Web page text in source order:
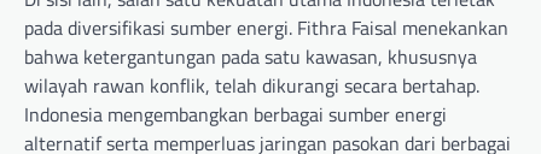
pada diversifikasi sumber energi. Fithra Faisal menekankan
bahwa ketergantungan pada satu kawasan, khususnya
wilayah rawan konflik, telah dikurangi secara bertahap.
Indonesia mengembangkan berbagai sumber energi
alternatif serta memperluas jaringan pasokan dari berbagai